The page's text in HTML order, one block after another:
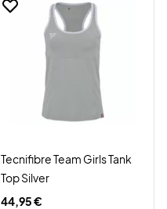
Tecnifibre Team Girls Tank
Top Silver
44,95 €